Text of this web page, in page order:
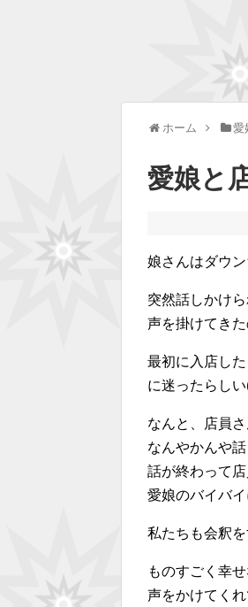
ホーム 愛
愛娘と
娘さんはダウ
突然話しかけら
声を掛けてき
最初に入店し
に迷ったらし
なんと、店員
なんやかんや
話が終わって
愛娘のバイバ
私たちも会釈
ものすごく幸
声をかけてくれ